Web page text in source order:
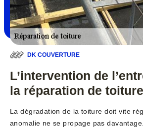
DK COUVERTURE
L’intervention de
la réparation de
La dégradation de la toiture doit vite
anomalie ne se propage pas